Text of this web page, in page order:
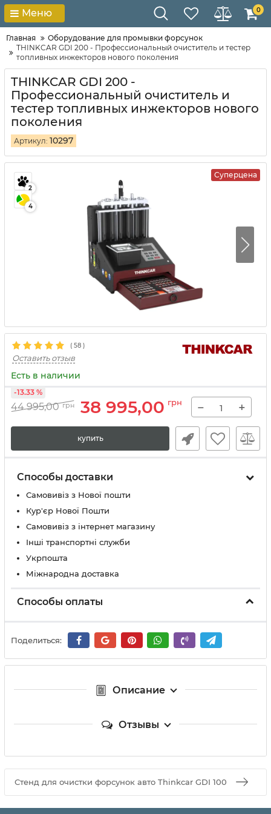
Меню 0
Главная
Оборудование для промывки форсунок
THINKCAR GDI 200 - Профессиональный очиститель и тестер
топливных инжекторов нового поколения
THINKCAR GDI 200 -
Профессиональный очиститель и
тестер топливных инжекторов нового
поколения
Артикул: 10297
Суперцена
2
4
( 58 )
Оставить отзыв
Есть в наличии
44 995,00 грн 38 995,00 грн
-13.33 %
− +
купить
Способы доставки
Самовивіз з Нової пошти
Кур'єр Нової Пошти
Самовивіз з інтернет магазину
Інші транспортні служби
Укрпошта
Міжнародна доставка
Способы оплаты
Поделиться:
Описание
Отзывы
Стенд для очистки форсунок авто Thinkcar GDI 100